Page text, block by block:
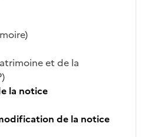
et de la
la notice
de la notice